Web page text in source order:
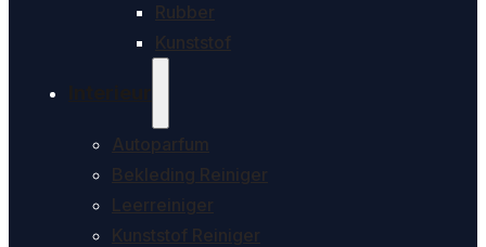
Rubber
Kunststof
Autoparfum
Bekleding Reiniger
Leerreiniger
Kunststof Reiniger